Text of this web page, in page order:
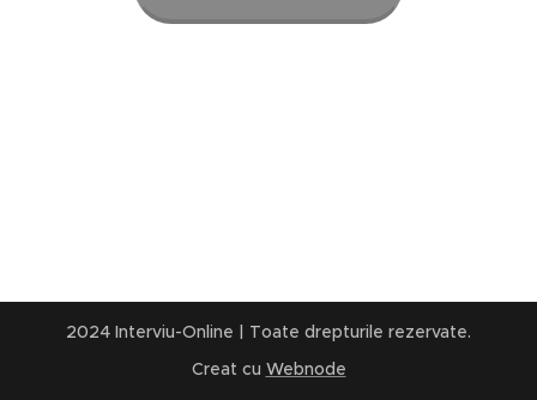
2024 Interviu-Online | Toate drepturile rezervate.
Creat cu Webnode